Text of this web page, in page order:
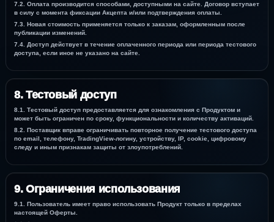
7.2. Оплата производится способами, доступными на сайте. Договор вступает
в силу с момента фиксации Акцепта и/или подтверждения оплаты.
7.3. Новая стоимость применяется только к заказам, оформленным после
публикации изменений.
7.4. Доступ действует в течение оплаченного периода или периода тестового
доступа, если иное не указано на сайте.
8. Тестовый доступ
8.1. Тестовый доступ предоставляется для ознакомления с Продуктом и
может быть ограничен по сроку, функциональности и количеству активаций.
8.2. Поставщик вправе ограничивать повторное получение тестового доступа
по email, телефону, TradingView-логину, устройству, IP, cookie, цифровому
следу и иным признакам защиты от злоупотреблений.
9. Ограничения использования
9.1. Пользователь имеет право использовать Продукт только в пределах
настоящей Оферты.